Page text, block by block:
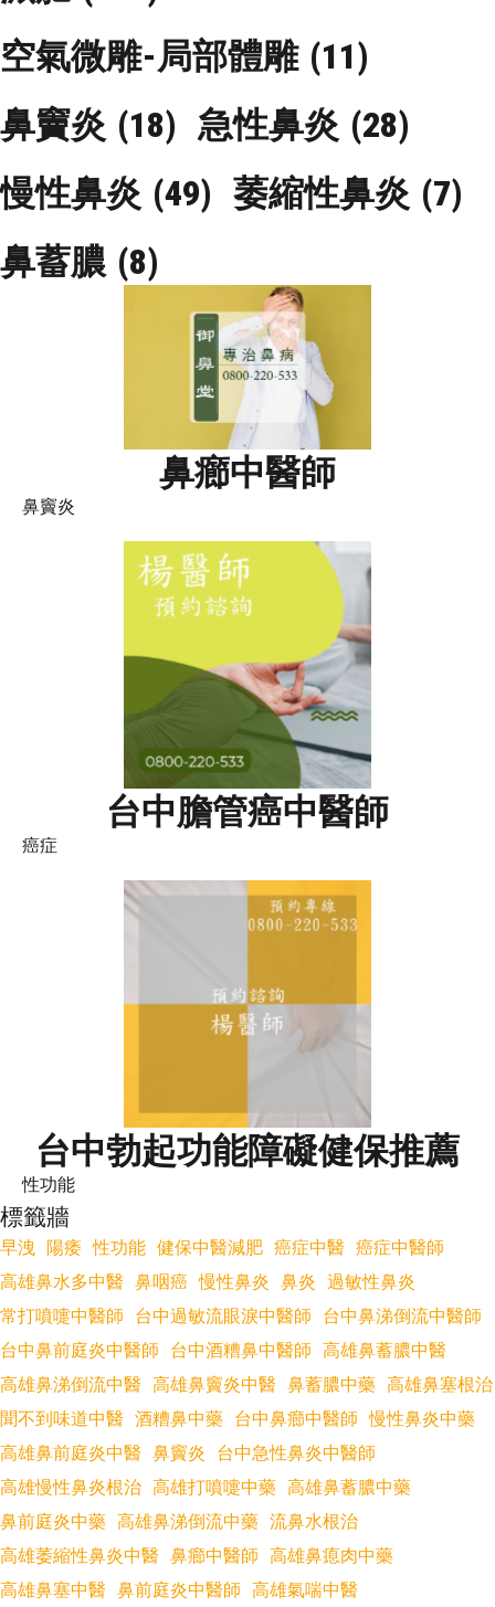
空氣微雕-局部體雕 (11)
鼻竇炎 (18) 急性鼻炎 (28)
慢性鼻炎 (49) 萎縮性鼻炎 (7)
鼻蓄膿 (8)
鼻癤中醫師
鼻竇炎
台中膽管癌中醫師
癌症
台中勃起功能障礙健保推薦
性功能
標籤牆
早洩 陽痿 性功能 健保中醫減肥 癌症中醫 癌症中醫師
高雄鼻水多中醫 鼻咽癌 慢性鼻炎 鼻炎 過敏性鼻炎
常打噴嚏中醫師
台中過敏流眼淚中醫師
台中鼻涕倒流中醫師
台中鼻前庭炎中醫師
台中酒糟鼻中醫師 高雄鼻蓄膿中醫
高雄鼻涕倒流中醫 高雄鼻竇炎中醫 鼻蓄膿中藥 高雄鼻塞根治
聞不到味道中醫 酒糟鼻中藥 台中鼻癤中醫師 慢性鼻炎中藥
高雄鼻前庭炎中醫 鼻竇炎
台中急性鼻炎中醫師
高雄慢性鼻炎根治 高雄打噴嚏中藥 高雄鼻蓄膿中藥
鼻前庭炎中藥 高雄鼻涕倒流中藥 流鼻水根治
高雄萎縮性鼻炎中醫 鼻癤中醫師 高雄鼻瘜肉中藥
高雄鼻塞中醫 鼻前庭炎中醫師 高雄氣喘中醫